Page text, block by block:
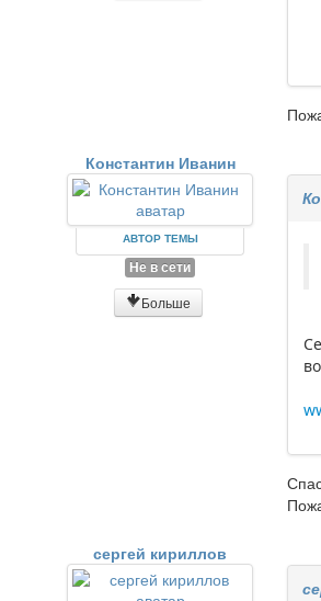
Константин Иванин
АВТОР ТЕМЫ
Не в сети
Больше
сергей кириллов